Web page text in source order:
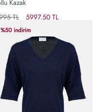
Kazak
TL
5997.50 TL
%50 indirim